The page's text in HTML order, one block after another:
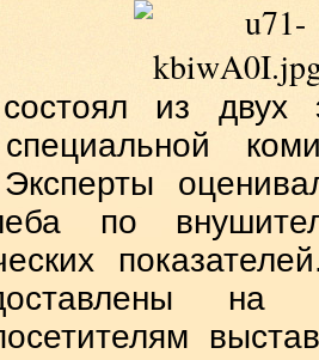
из двух
специальной
по
на